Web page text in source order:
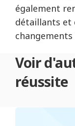
également
détaillants et
Voir
réussite